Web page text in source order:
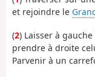
et rejoindre le
(2) Laisser à
prendre à droite
Parvenir à un